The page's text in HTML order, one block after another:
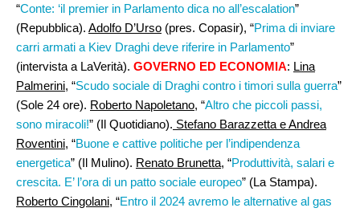
“Conte: ‘il premier in Parlamento dica no all’escalation”
(Repubblica). Adolfo D’Urso (pres. Copasir), “Prima di inviare
carri armati a Kiev Draghi deve riferire in Parlamento”
(intervista a LaVerità). GOVERNO ED ECONOMIA: Lina
Palmerini, “Scudo sociale di Draghi contro i timori sulla guerra”
(Sole 24 ore). Roberto Napoletano, “Altro che piccoli passi,
sono miracoli!” (Il Quotidiano). Stefano Barazzetta e Andrea
Roventini, “Buone e cattive politiche per l’indipendenza
energetica” (Il Mulino). Renato Brunetta, “Produttività, salari e
crescita. E’ l’ora di un patto sociale europeo” (La Stampa).
Roberto Cingolani, “Entro il 2024 avremo le alternative al gas